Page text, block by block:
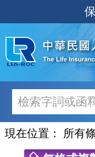
至
主
內
容
現在位置： 所有